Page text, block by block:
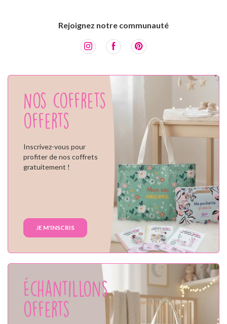
Rejoignez notre communauté
Nos coffrets
offerts
Inscrivez-vous pour
profiter de nos coffrets
gratuitement !
JE M'INSCRIS
Échantillons
offerts